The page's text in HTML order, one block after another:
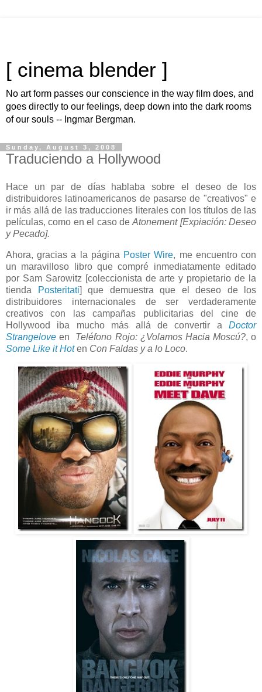
[ cinema blender ]
No art form passes our conscience in the way film does, and
goes directly to our feelings, deep down into the dark rooms
of our souls -- Ingmar Bergman.
Sunday, August 3, 2008
Traduciendo a Hollywood
Hace un par de días hablaba sobre el deseo de los
distribuidores latinoamericanos de pasarse de "creativos" e
ir más allá de las traducciones literales con los títulos de las
películas, como en el caso deAtonement [Expiación: Deseo
y Pecado].
Ahora, gracias a la página Poster Wire, me encuentro con
un maravilloso libro que compré inmediatamente editado
por Sam Sarowitz [coleccionista de arte y propietario de la
tienda
Posteritati] que demuestra que el deseo de los
distribuidores internacionales de ser verdaderamente
creativos con las campañas publicitarias del cine de
Hollywood iba mucho más allá de convertir a Doctor
Strangelove en Teléfono Rojo: ¿Volamos Hacia Moscú?, o
Some Like it Hoten Con Faldas y a lo Loco.